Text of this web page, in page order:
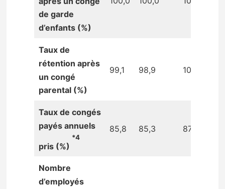
de garde
d’enfants (%)
Taux de
rétention après
un congé
parental (%)
99,1 98,9 100,0
Taux de congés
payés annuels
pris (%)
*4
85,8 85,3 87,4
Nombre
d’employés